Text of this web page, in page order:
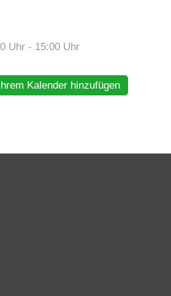
Uhr - 15:00 Uhr
Kalender hinzufügen